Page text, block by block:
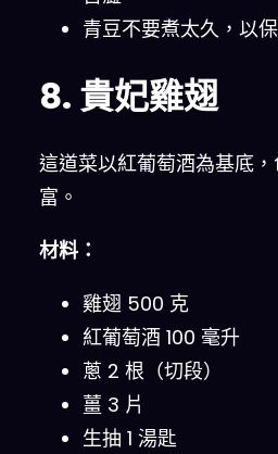
青豆不要煮太久，以
8. 貴妃雞翅
這道菜以紅葡萄酒為基底
富。
材料：
雞翅 500 克
紅葡萄酒 100 毫升
蔥 2 根（切段）
薑 3 片
生抽 1 湯匙